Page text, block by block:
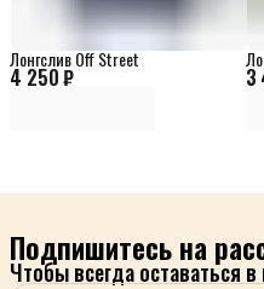
4 250 ₽
Лонгслив Off Street
3
Подпишитесь на
Чтобы всегда оставаться